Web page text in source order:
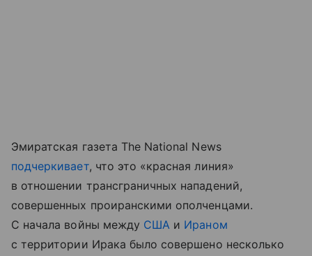
Эмиратская газета The National News
подчеркивает, что это «красная линия»
в отношении трансграничных нападений,
совершенных проиранскими ополченцами.
С начала войны между США и Ираном
с территории Ирака было совершено несколько